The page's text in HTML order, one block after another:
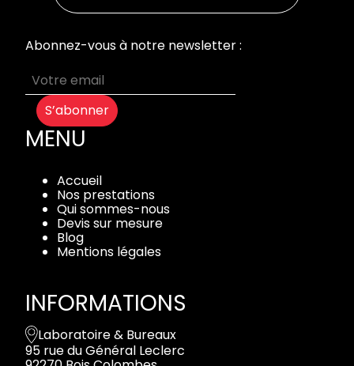
Abonnez-vous à notre newsletter :
S’abonner
MENU
Accueil
Nos prestations
Qui sommes-nous
Devis sur mesure
Blog
Mentions légales
INFORMATIONS
Laboratoire & Bureaux
95 rue du Général Leclerc